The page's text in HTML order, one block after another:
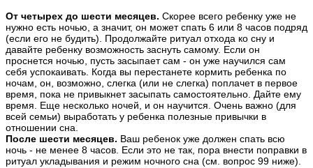
От четырех до шести месяцев. Скорее всего ребенку уже не
нужно есть ночью, а значит, он может спать 6 или 8 часов подряд
(если его не будить). Продолжайте ритуал отхода ко сну и
давайте ребенку возможность заснуть самому. Если он
проснется ночью, пусть засыпает сам - он уже научился сам
себя успокаивать. Когда вы перестанете кормить ребенка по
ночам, он, возможно, слегка (или не слегка) поплачет в первое
время, пока не привыкнет засыпать самостоятельно. Дайте ему
время. Еще несколько ночей, и он научится. Очень важно (для
всей семьи) выработать у ребенка полезные привычки в
отношении сна.
После шести месяцев. Ваш ребенок уже должен спать всю
ночь - не менее 8 часов. Если это не так, пора внести поправки в
ритуал укладывания и режим ночного сна (см. вопрос 99 ниже).